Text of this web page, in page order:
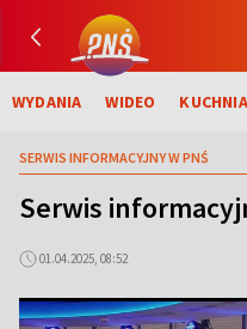
WYDANIA WIDEO KUCHNIA
SERWIS INFORMACYJNY W PNŚ
Serwis
01.04.2025, 08:52